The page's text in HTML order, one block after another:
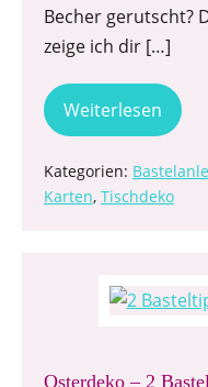
Becher gerutscht?
zeige ich dir […]
Weiterlesen
Kategorien:
Karten, Tischdeko
Osterdeko – 2